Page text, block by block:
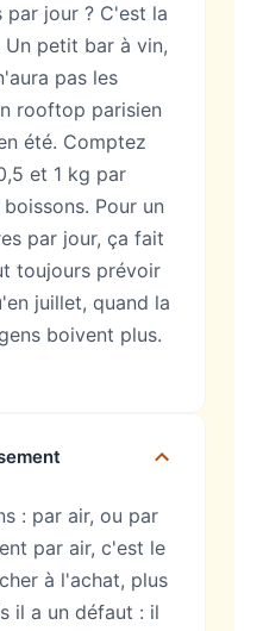
par jour ? C'est la
petit bar à vin,
pas les
rooftop parisien
été. Comptez
et 1 kg par
Pour un
par jour, ça fait
toujours prévoir
juillet, quand la
boivent plus.
: par air, ou par
par air, c'est le
à l'achat, plus
il a un défaut : il